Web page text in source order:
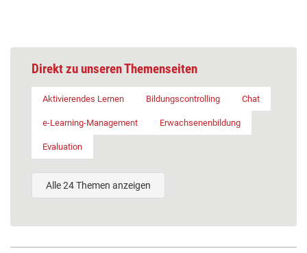
Direkt zu unseren Themenseiten
Aktivierendes Lernen Bildungscontrolling Chat
e-Learning-Management Erwachsenenbildung
Evaluation
Alle 24 Themen anzeigen